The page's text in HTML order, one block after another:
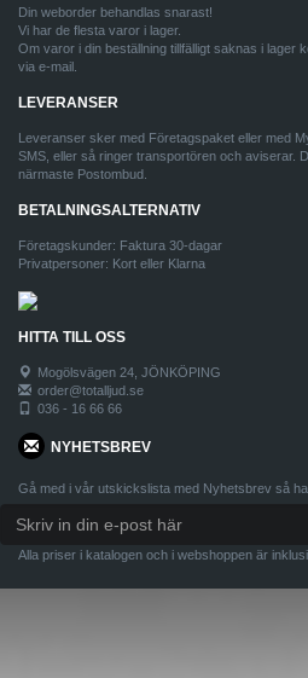
Din weborder behandlas snarast!
Vi har de flesta varor i lager.
Om varor i din beställning tillfälligt saknas i lager
via e-mail.
LEVERANSER
Leveranser sker med Företagspaket eller med
SMS, eller så ringer transportören och aviserar.
närmaste Postombud.
BETALNINGSALTERNATIV
Företagskunder: Faktura 30-dagar
Privatpersoner: Kort eller Klarna
HITTA TILL OSS
Mogölsvägen 24, JÖNKÖPING
order@totalljud.se
036 - 16 66 66
NYHETSBREV
Gå med i vår utskickslista med Nyhetsbrev så
Alla priser i katalogen och i webshoppen är